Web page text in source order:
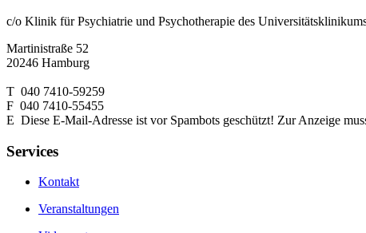
c/o Klinik für Psychiatrie und Psychotherapie des
Martinistraße 52
20246 Hamburg
T 040 7410-59259
F 040 7410-55455
E Diese E-Mail-Adresse ist vor Spambots geschützt! Zur Anzeige
Services
Kontakt
Veranstaltungen